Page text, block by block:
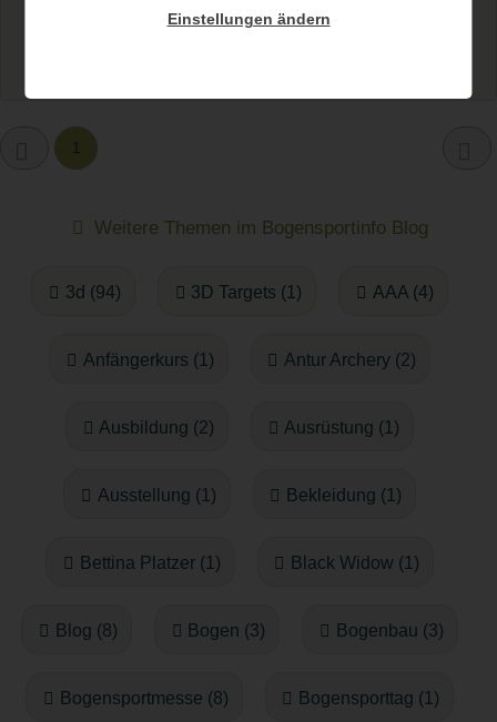
1
Weitere Themen im Bogensportinfo Blog
3d (94) 3D Targets (1) AAA (4)
Anfängerkurs (1) Antur Archery (2)
Ausbildung (2) Ausrüstung (1)
Ausstellung (1) Bekleidung (1)
Bettina Platzer (1) Black Widow (1)
Blog (8) Bogen (3) Bogenbau (3)
Bogensportmesse (8) Bogensporttag (1)
Einstellungen ändern